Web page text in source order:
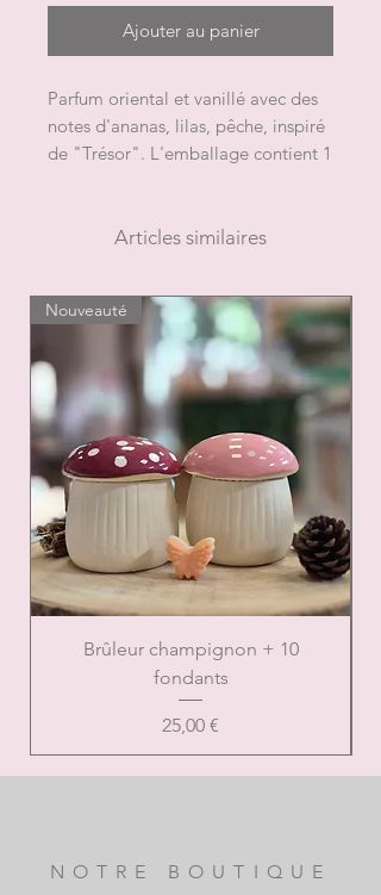
Ajouter au panier
Parfum oriental et vanillé avec des
notes d'ananas, lilas, pêche, inspiré
de "Trésor". L'emballage contient 1
la couleur peuvent changer
Articles similaires
Nouveauté
Brûleur champignon + 10
fondants
Prix
25,00 €
NOTRE BOUTIQUE